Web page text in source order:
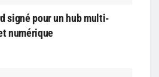
signé pour un hub multi-
numérique